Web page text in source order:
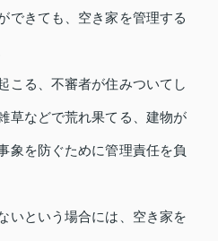
できても、空き家を管理する
こる、不審者が住みついてし
草などで荒れ果てる、建物が
象を防ぐために管理責任を負
いという場合には、空き家を